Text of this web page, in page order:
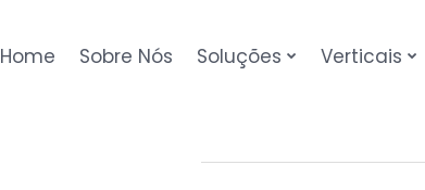
Home Sobre Nós Soluções Verticais